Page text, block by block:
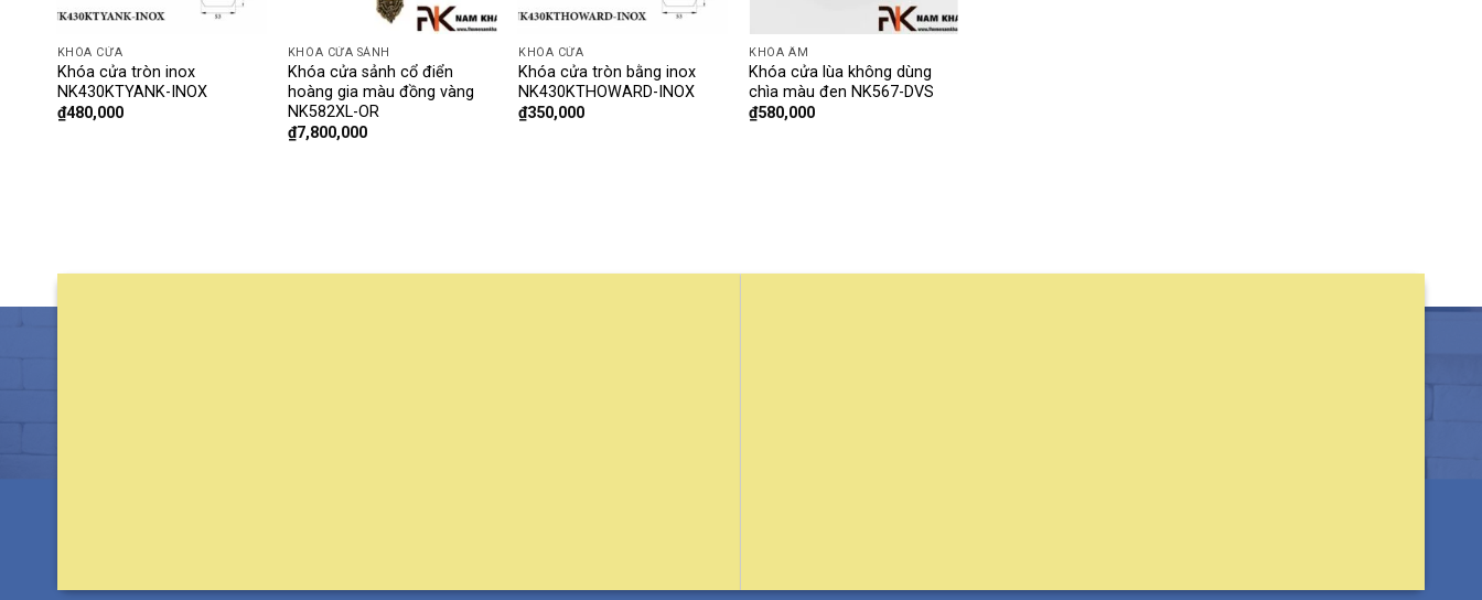
KHÓA CỬA
Khóa cửa tròn inox
NK430KTYANK-INOX
₫480,000
KHÓA CỬA SẢNH
Khóa cửa sảnh cổ điển
hoàng gia màu đồng vàng
NK582XL-OR
₫7,800,000
KHÓA CỬA
Khóa cửa tròn bằng inox
NK430KTHOWARD-INOX
₫350,000
KHÓA ÂM
Khóa cửa lùa không dùng
chìa màu đen NK567-DVS
₫580,000